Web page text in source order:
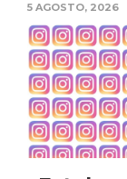
5 AGOSTO, 2026